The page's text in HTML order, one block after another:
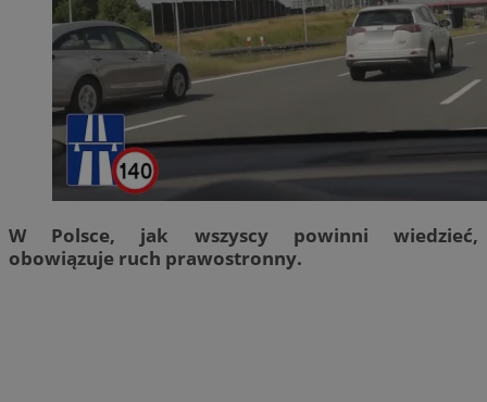
W Polsce, jak wszyscy powinni wiedzieć,
obowiązuje ruch prawostronny.